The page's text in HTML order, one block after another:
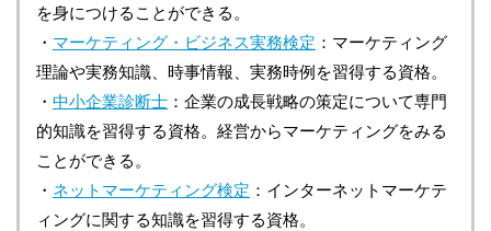
を身につけることができる。
・ マーケティング・ビジネス実務検定 ：マーケティング
理論や実務知識、時事情報、実務時例を習得する資格。
・ 中小企業診断士 ：企業の成長戦略の策定について専門
的知識を習得する資格。経営からマーケティングをみる
ことができる。
・ ネットマーケティング検定 ：インターネットマーケテ
ィングに関する知識を習得する資格。